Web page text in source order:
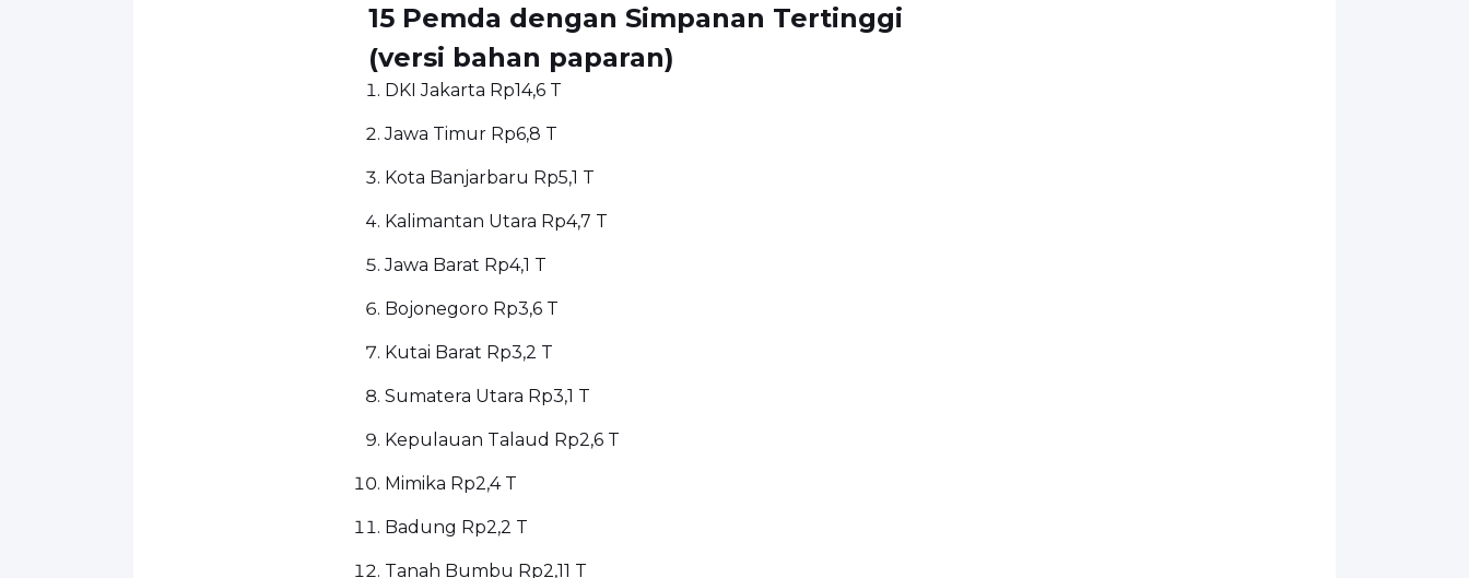
15 Pemda dengan Simpanan Tertinggi
(versi bahan paparan)
DKI Jakarta Rp14,6 T
Jawa Timur Rp6,8 T
Kota Banjarbaru Rp5,1 T
Kalimantan Utara Rp4,7 T
Jawa Barat Rp4,1 T
Bojonegoro Rp3,6 T
Kutai Barat Rp3,2 T
Sumatera Utara Rp3,1 T
Kepulauan Talaud Rp2,6 T
Mimika Rp2,4 T
Badung Rp2,2 T
Tanah Bumbu Rp2,11 T